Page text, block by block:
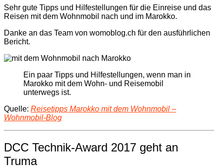
Sehr gute Tipps und Hilfestellungen für die Einreise und das
Reisen mit dem Wohnmobil nach und im Marokko.
Danke an das Team von womoblog.ch für den ausführlichen
Bericht.
Ein paar Tipps und Hilfestellungen, wenn man in
Marokko mit dem Wohn- und Reisemobil
unterwegs ist.
Quelle: Reisetipps Marokko mit dem Wohnmobil –
Wohnmobil-Blog
DCC Technik-Award 2017 geht an
Truma